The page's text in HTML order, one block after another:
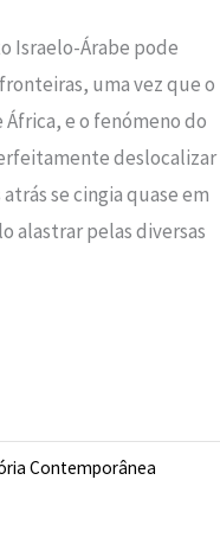
Israelo-Árabe pode
uma vez que o
e o fenómeno do
deslocalizar
se cingia quase em
alastrar pelas diversas
Contemporânea